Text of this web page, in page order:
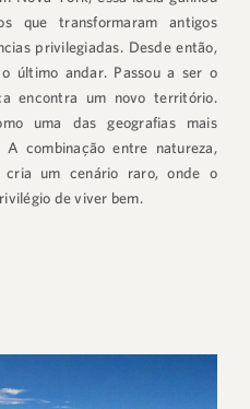
que transformaram antigos
privilegiadas. Desde então,
último andar. Passou a ser o
encontra um novo território.
uma das geografias mais
combinação entre natureza,
cria um cenário raro, onde o
de viver bem.